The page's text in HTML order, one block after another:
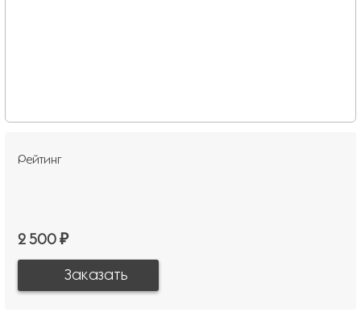
Рейтинг
2 500 ₽